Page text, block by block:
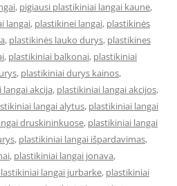
, pigiausi plastikiniai langai kaune,
langai, plastikinei langai, plastikinės
, plastikinės lauko durys, plastikines
, plastikiniai balkonai, plastikiniai
, plastikiniai durys kainos,
akcija, plastikiniai langai akcijos,
langai alytus, plastikiniai langai
druskininkuose, plastikiniai langai
, plastikiniai langai išpardavimas,
, plastikiniai langai jonava,
langai jurbarke, plastikiniai